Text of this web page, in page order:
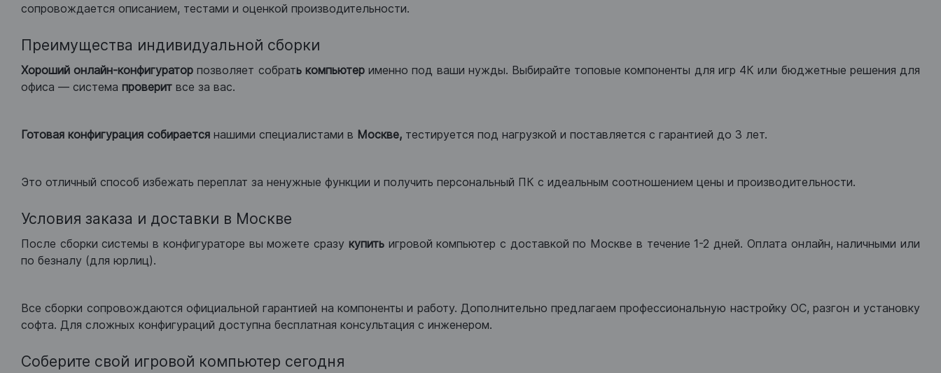
сопровождается описанием, тестами и оценкой производительности.
Преимущества индивидуальной сборки
Хороший онлайн-конфигуратор позволяет собрать компьютерименно под ваши нужды. Выбирайте топовые компоненты для игр 4К или бюджетные решения для
офиса — система проверит все за вас.
Готовая конфигурация собирается нашими специалистами в Москве, тестируется под нагрузкой и поставляется с гарантией до 3 лет.
Это отличный способ избежать переплат за ненужные функции и получить персональный ПК с идеальным соотношением цены и производительности.
Условия заказа и доставки в Москве
После сборки системы в конфигураторе вы можете сразу купитьигровой компьютер с доставкой по Москве в течение 1-2 дней. Оплата онлайн, наличными или
по безналу (для юрлиц).
Все сборки сопровождаются официальной гарантией на компоненты и работу. Дополнительно предлагаем профессиональную настройку ОС, разгон и установку
софта. Для сложных конфигураций доступна бесплатная консультация с инженером.
Соберите свой игровой компьютер сегодня